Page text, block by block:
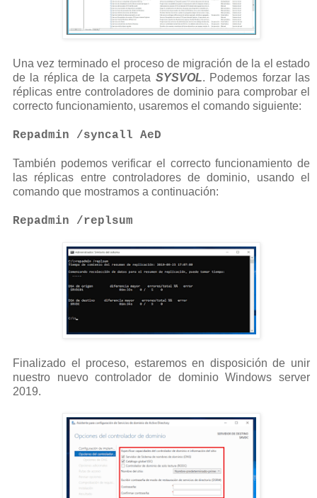
Una vez terminado el proceso de migración de la el estado
de la réplica de la carpeta SYSVOL. Podemos forzar las
réplicas entre controladores de dominio para comprobar el
correcto funcionamiento, usaremos el comando siguiente:
Repadmin /syncall AeD
También podemos verificar el correcto funcionamiento de
las réplicas entre controladores de dominio, usando el
comando que mostramos a continuación:
Repadmin /replsum
Finalizado el proceso, estaremos en disposición de unir
nuestro nuevo controlador de dominio Windows server
2019.